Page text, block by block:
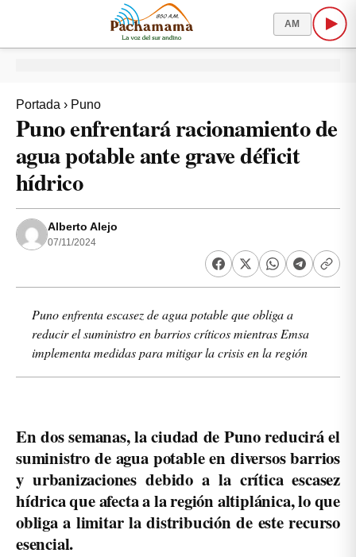
AM
Portada › Puno
Puno enfrentará racionamiento de
agua potable ante grave déficit
hídrico
Alberto Alejo
07/11/2024
Puno enfrenta escasez de agua potable que obliga a
reducir el suministro en barrios críticos mientras Emsa
implementa medidas para mitigar la crisis en la región
En dos semanas, la ciudad de Puno reducirá el
suministro de agua potable en diversos barrios
y urbanizaciones debido a la crítica escasez
hídrica que afecta a la región altiplánica, lo que
obliga a limitar la distribución de este recurso
esencial.